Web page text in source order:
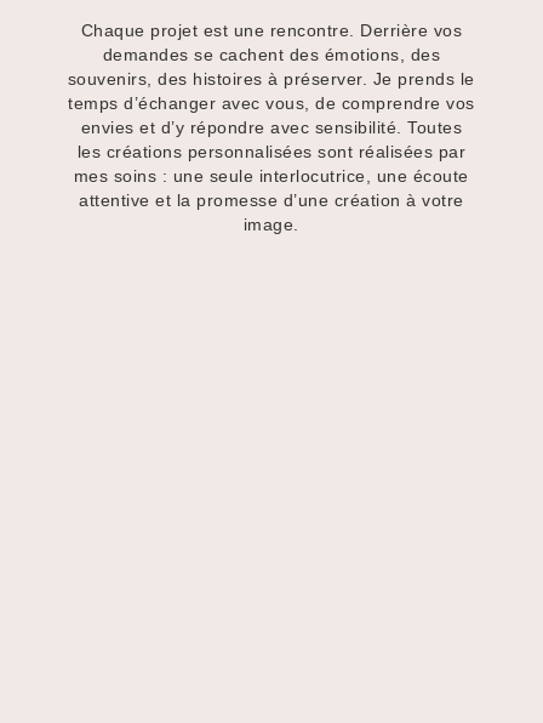
Chaque projet est une rencontre. Derrière vos
demandes se cachent des émotions, des
souvenirs, des histoires à préserver. Je prends le
temps d’échanger avec vous, de comprendre vos
envies et d’y répondre avec sensibilité. Toutes
les créations personnalisées sont réalisées par
mes soins : une seule interlocutrice, une écoute
attentive et la promesse d’une création à votre
image.